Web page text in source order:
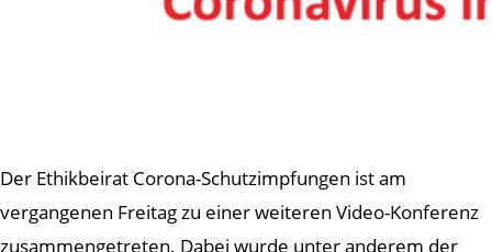
Der Ethikbeirat Corona-Schutzimpfungen ist am
vergangenen Freitag zu einer weiteren Video-Konferenz
zusammengetreten. Dabei wurde unter anderem der